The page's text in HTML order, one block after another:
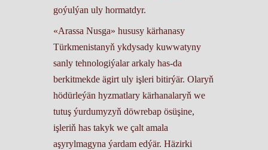
goýulýan uly hormatdyr.
«Arassa Nusga» hususy kärhanasy
Türkmenistanyň ykdysady kuwwatyny
sanly tehnologiýalar arkaly has-da
berkitmekde ägirt uly işleri bitirýär. Olaryň
hödürleýän hyzmatlary kärhanalaryň we
tutuş ýurdumyzyň döwrebap ösüşine,
işleriň has takyk we çalt amala
aşyrylmagyna ýardam edýär. Häzirki